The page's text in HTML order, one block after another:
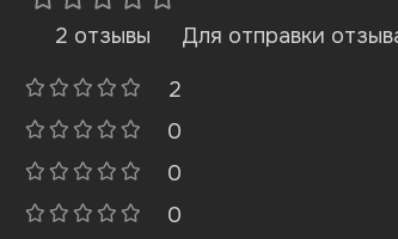
2 отзывы
2
0
0
0
Для отправки